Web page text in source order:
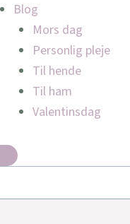
Blog
Mors dag
Personlig pleje
Til hende
Til ham
Valentinsdag